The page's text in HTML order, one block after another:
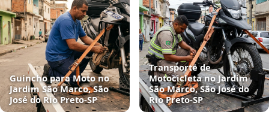
Guincho para Moto no
Jardim São Marco, São
José do Rio Preto‑SP
Transporte de
Motocicleta no Jardim
São Marco, São José do
Rio Preto‑SP